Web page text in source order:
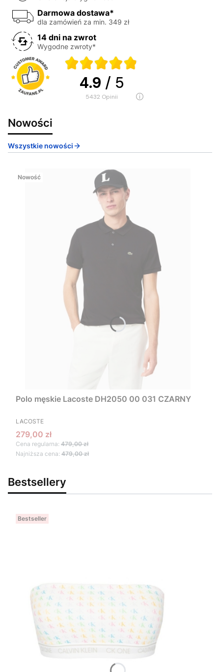
Darmowa dostawa*
dla zamówień za min. 349 zł
14 dni na zwrot
Wygodne zwroty*
4.9 / 5
5432 opinii
Nowości
Wszystkie nowości
Nowość
Polo męskie Lacoste DH2050 00 031 CZARNY
PRODUCENT
LACOSTE
Cena promocyjna
279,00 zł
Cena regularna: 479,00 zł
Najniższa cena: 479,00 zł
Bestsellery
Bestseller